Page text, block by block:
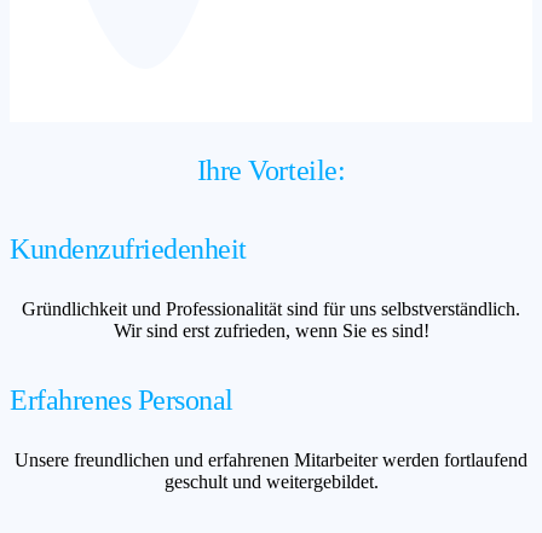
Ihre Vorteile:
Kundenzufriedenheit
Gründlichkeit und Professionalität sind für uns selbstverständlich.
Wir sind erst zufrieden, wenn Sie es sind!
Erfahrenes Personal
Unsere freundlichen und erfahrenen Mitarbeiter werden fortlaufend
geschult und weitergebildet.